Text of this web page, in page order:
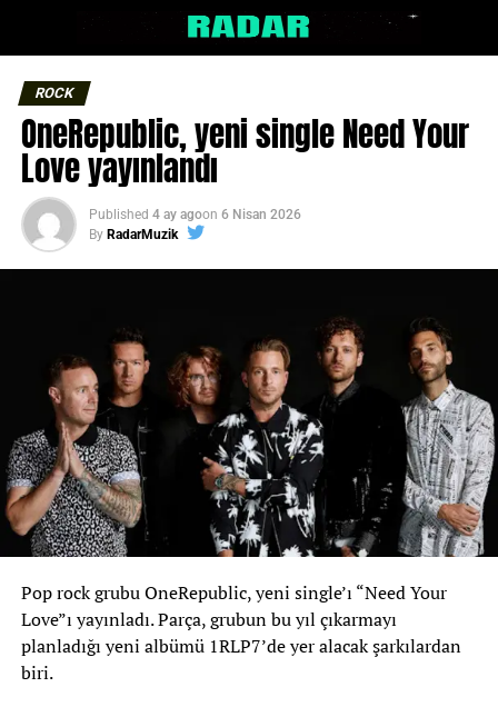
ROCK
OneRepublic, yeni single Need Your
Love yayınlandı
Published 4 ay agoon 6 Nisan 2026
By RadarMuzik
Pop rock grubu OneRepublic, yeni single’ı “Need Your
Love”ı yayınladı. Parça, grubun bu yıl çıkarmayı
planladığı yeni albümü 1RLP7’de yer alacak şarkılardan
biri.